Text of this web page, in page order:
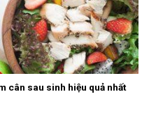
cân sau sinh hiệu quả nhất